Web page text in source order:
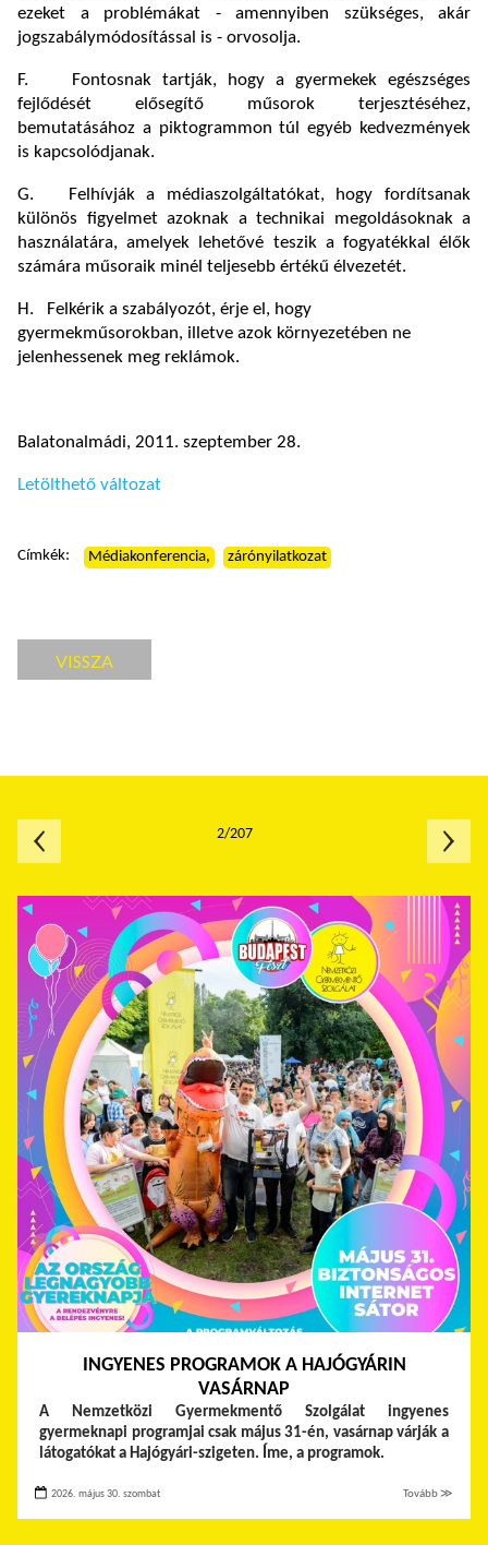
ezeket a problémákat - amennyiben szükséges, akár
jogszabálymódosítással is - orvosolja.
F. Fontosnak tartják, hogy a gyermekek egészséges
fejlődését elősegítő műsorok terjesztéséhez,
bemutatásához a piktogrammon túl egyéb kedvezmények
is kapcsolódjanak.
G. Felhívják a médiaszolgáltatókat, hogy fordítsanak
különös figyelmet azoknak a technikai megoldásoknak a
használatára, amelyek lehetővé teszik a fogyatékkal élők
számára műsoraik minél teljesebb értékű élvezetét.
H. Felkérik a szabályozót, érje el, hogy
gyermekműsorokban, illetve azok környezetében ne
jelenhessenek meg reklámok.
Balatonalmádi, 2011. szeptember 28.
Letölthető változat
Címkék: Médiakonferencia, zárónyilatkozat
VISSZA
INGYENES PROGRAMOK A HAJÓGYÁRIN
VASÁRNAP
A Nemzetközi Gyermekmentő Szolgálat ingyenes
gyermeknapi programjai csak május 31-én, vasárnap várják a
látogatókat a Hajógyári-szigeten. Íme, a programok.
2026. május 30. szombat Tovább ≫
2/207